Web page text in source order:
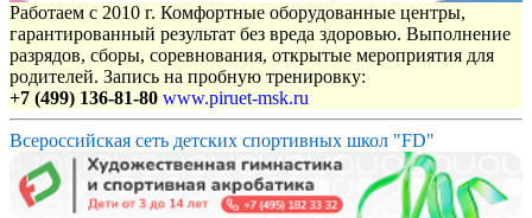
Работаем с 2010 г. Комфортные оборудованные центры,
гарантированный результат без вреда здоровью. Выполнение
разрядов, сборы, соревнования, открытые мероприятия для
родителей. Запись на пробную тренировку:
+7 (499) 136-81-80 www.piruet-msk.ru
Всероссийская сеть детских спортивных школ "FD"